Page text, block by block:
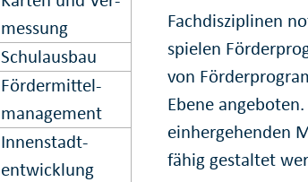
messung
Schulausbau
Förder­mittel­
management
Innen­stadt­
entwick­lung
Fach­disziplinen
spielen
von
Ebene
einher­gehenden
fähig gestaltet